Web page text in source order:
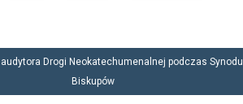
Drogi Neokatechumenalnej podczas Synodu
Biskupów